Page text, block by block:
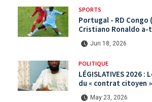
SPORTS
Portugal - RD Congo
Cristiano Ronaldo a-
international ?
Jun 18, 2026
POLITIQUE
LÉGISLATIVES 2026 :
du « contrat citoyen
politique saturée.
May 23, 2026